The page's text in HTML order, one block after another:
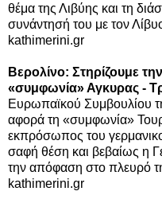
θέμα της Λιβύης και τη
συνάντησή του με τον
kathimerini.gr
Βερολίνο: Στηρίζουμε
«συμφωνία» Αγκυρας -
Ευρωπαϊκού Συμβουλίου
αφορά τη «συμφωνία»
εκπρόσωπος του
σαφή θέση και βεβαίως η
την απόφαση στο πλευρό
kathimerini.gr